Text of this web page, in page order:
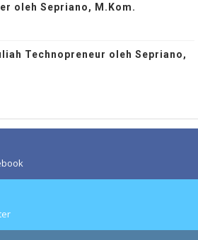
oleh Sepriano, M.Kom.
Technopreneur oleh Sepriano,